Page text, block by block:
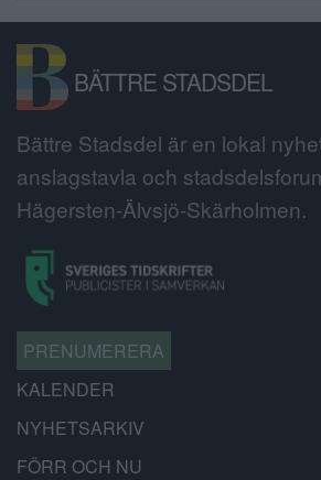
BÄTTRE STADSDEL
Bättre Stadsdel är en lokal
anslagstavla och
Hägersten-Älvsjö-Skärholmen.
PRENUMERERA
KALENDER
NYHETSARKIV
FÖRR OCH NU